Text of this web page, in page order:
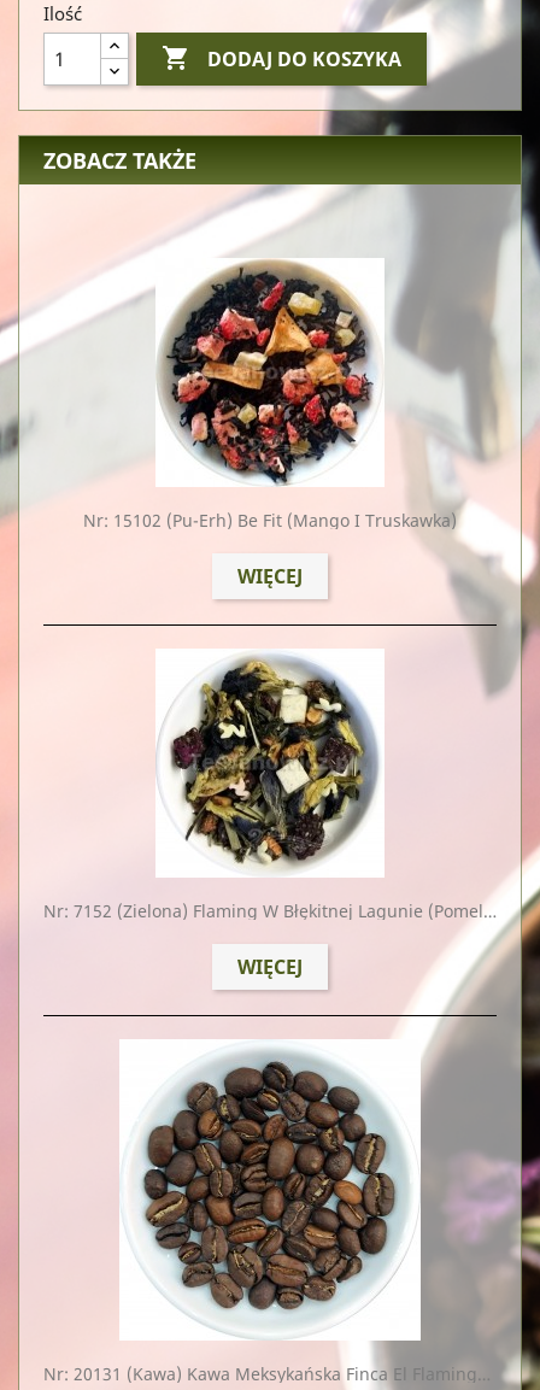
Ilość
 DODAJ DO KOSZYKA
ZOBACZ TAKŻE
Nr: 15102 (Pu-Erh) Be Fit (mango I Truskawka)
WIĘCEJ
Nr: 7152 (zielona) Flaming W Błękitnej Lagunie (pomelo, Arbuz, Pitaja)
WIĘCEJ
Nr: 20131 (kawa) Kawa Meksykańska Finca El Flamingo BIO